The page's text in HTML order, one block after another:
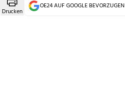
Drucken
OE24 AUF GOOGLE BEVORZUGEN